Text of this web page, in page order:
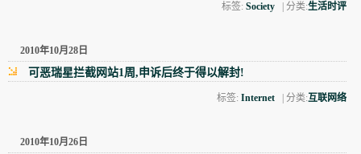
标签:Society | 分类:生活时评
2010年10月28日
可恶瑞星拦截网站1周,申诉后终于得以解封!
标签:Internet | 分类:互联网络
2010年10月26日